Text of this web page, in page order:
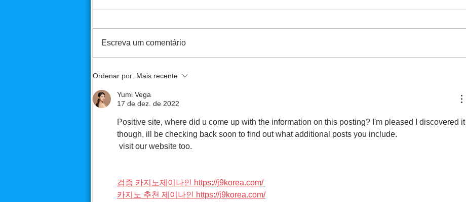
Palestra - Colégio João Paulo
Escreva um comentário
Ordenar por: Mais recente
Yumi Vega
17 de dez. de 2022
Positive site, where did u come up with the information on this posting? I'm pleased I discovered it
though, ill be checking back soon to find out what additional posts you include.
visit our website too.
검증 카지노제이나인 https://j9korea.com/
카지노 추천 제이나인 https://j9korea.com/